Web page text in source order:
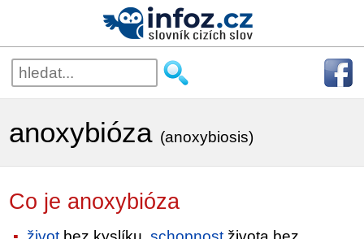
anoxybióza (anoxybiosis)
Co je anoxybióza